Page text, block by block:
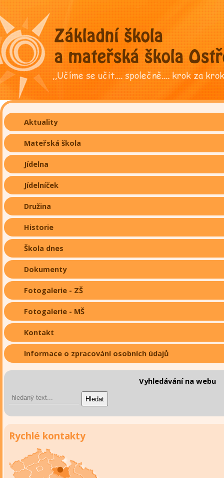
Aktuality
Mateřská škola
Jídelna
Jídelníček
Družina
Historie
Škola dnes
Dokumenty
Fotogalerie - ZŠ
Fotogalerie - MŠ
Kontakt
Informace o zpracování osobních údajů
Vyhledávání na webu
Rychlé kontakty